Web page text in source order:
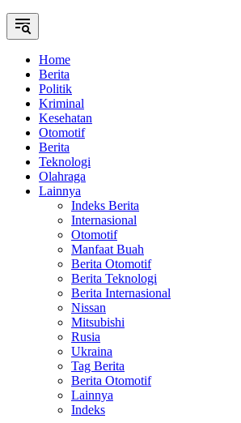
Home
Berita
Politik
Kriminal
Kesehatan
Otomotif
Berita
Teknologi
Olahraga
Lainnya
Indeks Berita
Internasional
Otomotif
Manfaat Buah
Berita Otomotif
Berita Teknologi
Berita Internasional
Nissan
Mitsubishi
Rusia
Ukraina
Tag Berita
Berita Otomotif
Lainnya
Indeks